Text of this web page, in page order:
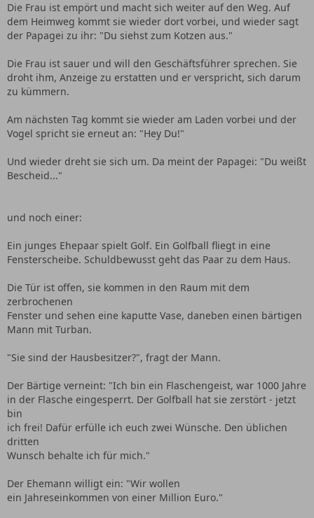
Die Frau ist empört und macht sich weiter auf den Weg. Auf
dem Heimweg kommt sie wieder dort vorbei, und wieder sagt
der Papagei zu ihr: "Du siehst zum Kotzen aus."
Die Frau ist sauer und will den Geschäftsführer sprechen. Sie
droht ihm, Anzeige zu erstatten und er verspricht, sich darum
zu kümmern.
Am nächsten Tag kommt sie wieder am Laden vorbei und der
Vogel spricht sie erneut an: "Hey Du!"
Und wieder dreht sie sich um. Da meint der Papagei: "Du weißt
Bescheid..."
und noch einer:
Ein junges Ehepaar spielt Golf. Ein Golfball fliegt in eine
Fensterscheibe. Schuldbewusst geht das Paar zu dem Haus.
Die Tür ist offen, sie kommen in den Raum mit dem
zerbrochenen
Fenster und sehen eine kaputte Vase, daneben einen bärtigen
Mann mit Turban.
"Sie sind der Hausbesitzer?", fragt der Mann.
Der Bärtige verneint: "Ich bin ein Flaschengeist, war 1000 Jahre
in der Flasche eingesperrt. Der Golfball hat sie zerstört - jetzt
bin
ich frei! Dafür erfülle ich euch zwei Wünsche. Den üblichen
dritten
Wunsch behalte ich für mich."
Der Ehemann willigt ein: "Wir wollen
ein Jahreseinkommen von einer Million Euro."